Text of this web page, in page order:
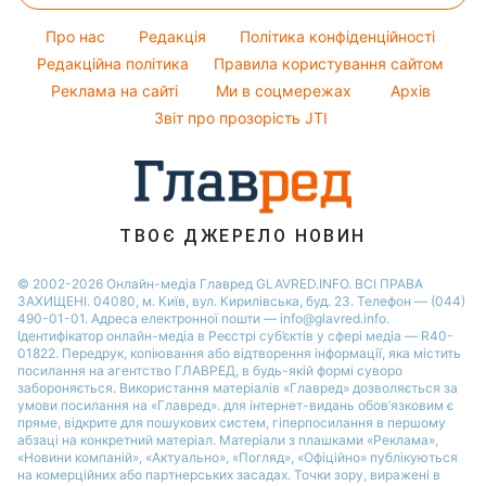
Віталій Козловський
Модні помилки
Новини моди
Поради від Андре Тана
Новини Сум
Новини Черкаси
Новини Львова
Новини Рівного
Новини Дніпра
Новини Запоріжжя
Новини Тернополя
Новини Одеси
Про нас Редакція
Політика конфіденційності
Редакційна політика
Правила користування сайтом
Реклама на сайті
Ми в соцмережах
Архів
Звіт про прозорість JTI
ТВОЄ ДЖЕРЕЛО НОВИН
© 2002-2026 Онлайн-медіа Главред GLAVRED.INFO. ВСІ ПРАВА
ЗАХИЩЕНІ. 04080, м. Київ, вул. Кирилівська, буд. 23. Телефон — (044)
490-01-01. Адреса електронної пошти — info@glavred.info.
Ідентифікатор онлайн-медіа в Реєстрі суб’єктів у сфері медіа — R40-
01822. Передрук, копіювання або відтворення інформації, яка містить
посилання на агентство ГЛАВРЕД, в будь-якій формi суворо
забороняється. Використання матеріалів «Главред» дозволяється за
умови посилання на «Главред». для інтернет-видань обов’язковим є
пряме, відкрите для пошукових систем, гіперпосилання в першому
абзаці на конкретний матеріал. Матеріали з плашками «Реклама»,
«Новини компаній», «Актуально», «Погляд», «Офіційно» публікуються
на комерційних або партнерських засадах. Точки зору, виражені в